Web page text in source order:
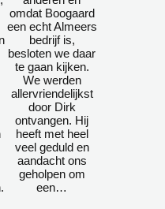
omdat Boogaard
een echt Almeers
bedrijf is,
besloten we daar
te gaan kijken.
We werden
allervriendelijkst
door Dirk
ontvangen. Hij
heeft met heel
veel geduld en
aandacht ons
geholpen om
een…